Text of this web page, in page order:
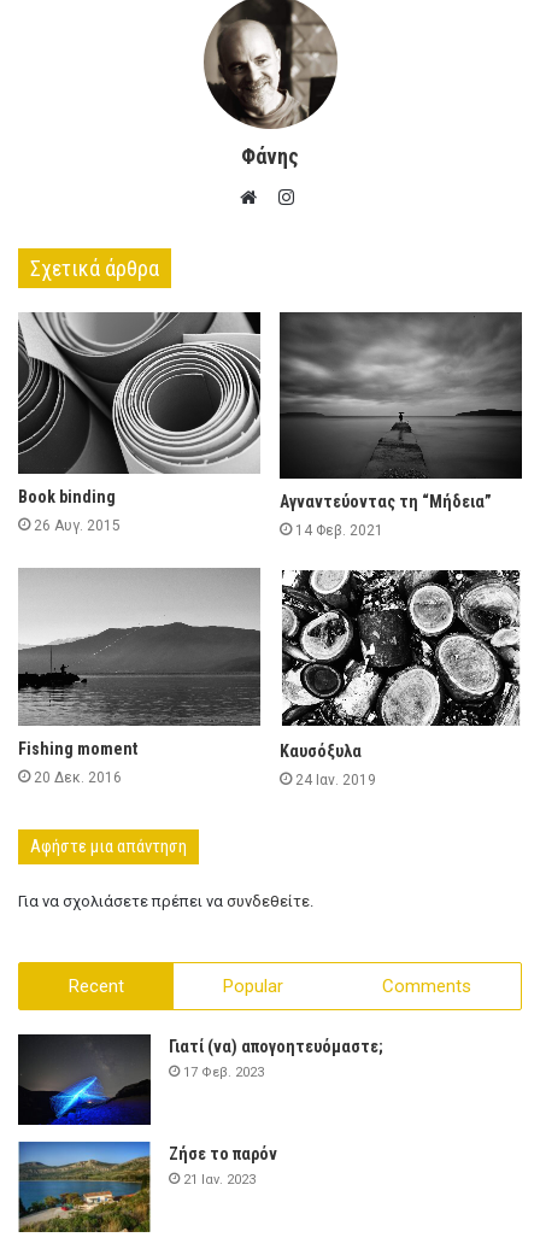
Φάνης
Instagram
Σχετικά άρθρα
Book binding
26 Αυγ. 2015
Αγναντεύοντας τη “Μήδεια”
14 Φεβ. 2021
Fishing moment
20 Δεκ. 2016
Καυσόξυλα
24 Ιαν. 2019
Αφήστε μια απάντηση
Για να σχολιάσετε πρέπει να συνδεθείτε.
Recent Popular Comments
Γιατί (να) απογοητευόμαστε;
17 Φεβ. 2023
Ζήσε το παρόν
21 Ιαν. 2023